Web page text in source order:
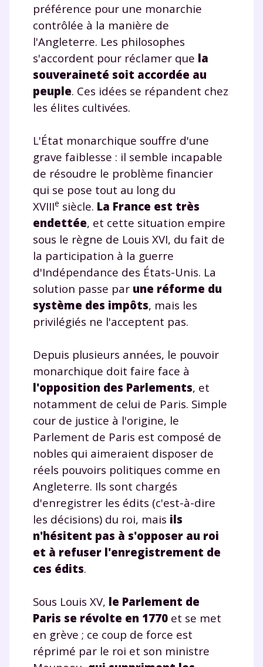
préférence pour une monarchie
contrôlée à la manière de
l'Angleterre. Les philosophes
s'accordent pour réclamer que la
souveraineté soit accordée au
peuple. Ces idées se répandent chez
les élites cultivées.
L'État monarchique souffre d'une
grave faiblesse : il semble incapable
de résoudre le problème financier
qui se pose tout au long du
XVIIIe siècle. La France est très
endettée, et cette situation empire
sous le règne de Louis XVI, du fait de
la participation à la guerre
d'Indépendance des États-Unis. La
solution passe par une réforme du
système des impôts, mais les
privilégiés ne l'acceptent pas.
Depuis plusieurs années, le pouvoir
monarchique doit faire face à
l'opposition des Parlements, et
notamment de celui de Paris. Simple
cour de justice à l'origine, le
Parlement de Paris est composé de
nobles qui aimeraient disposer de
réels pouvoirs politiques comme en
Angleterre. Ils sont chargés
d'enregistrer les édits (c'est-à-dire
les décisions) du roi, mais ils
n'hésitent pas à s'opposer au roi
et à refuser l'enregistrement de
ces édits.
Sous Louis XV, le Parlement de
Paris se révolte en 1770 et se met
en grève ; ce coup de force est
réprimé par le roi et son ministre